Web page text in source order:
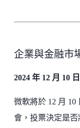
企業與金融市
2024 年 12 月 10
微軟將於 12 月 10
會，投票決定是